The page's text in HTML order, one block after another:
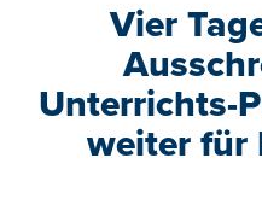
Vier
Unterrichts-
weiter für